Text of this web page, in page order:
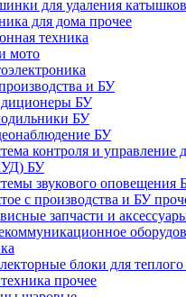
для удаления катышков
для дома прочее
техника
мото
и БУ
БУ
БУ
БУ
контроля и управление
БУ
звукового оповещения
с производства и БУ
запчасти и
блоки для теплого
прочее